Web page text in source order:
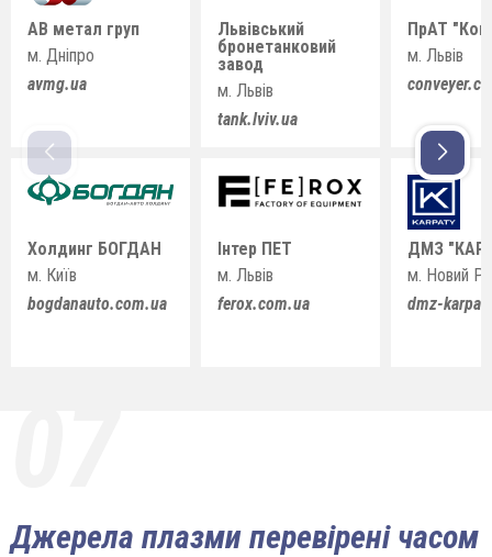
АВ метал груп
м. Дніпро
avmg.ua
Холдинг БОГДАН
м. Київ
bogdanauto.com.ua
Львівський
бронетанковий
завод
м. Львів
tank.lviv.ua
Інтер ПЕТ
м. Львів
ferox.com.ua
ПрАТ
м. Львів
ДМЗ
м. Новий
dmz-
Джерела плазми перевірені часом